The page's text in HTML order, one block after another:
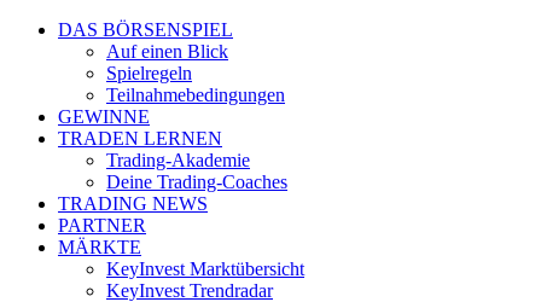
DAS BÖRSENSPIEL
Auf einen Blick
Spielregeln
Teilnahmebedingungen
GEWINNE
TRADEN LERNEN
Trading-Akademie
Deine Trading-Coaches
TRADING NEWS
PARTNER
MÄRKTE
KeyInvest Marktübersicht
KeyInvest Trendradar